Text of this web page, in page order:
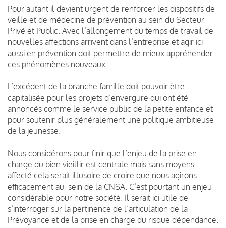
Pour autant il devient urgent de renforcer les dispositifs de
veille et de médecine de prévention au sein du Secteur
Privé et Public. Avec l’allongement du temps de travail de
nouvelles affections arrivent dans l’entreprise et agir ici
aussi en prévention doit permettre de mieux appréhender
ces phénomènes nouveaux.
L’excédent de la branche famille doit pouvoir être
capitalisée pour les projets d’envergure qui ont été
annoncés comme le service public de la petite enfance et
pour soutenir plus généralement une politique ambitieuse
de la jeunesse.
Nous considérons pour finir que l’enjeu de la prise en
charge du bien vieillir est centrale mais sans moyens
affecté cela serait illusoire de croire que nous agirons
efficacement au sein de la CNSA. C’est pourtant un enjeu
considérable pour notre société. Il serait ici utile de
s’interroger sur la pertinence de l’articulation de la
Prévoyance et de la prise en charge du risque dépendance.